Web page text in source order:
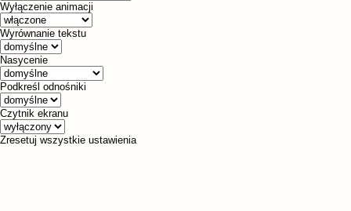
Wyłączenie animacji
Wyrównanie tekstu
Nasycenie
Podkreśl odnośniki
Czytnik ekranu
Zresetuj wszystkie ustawienia